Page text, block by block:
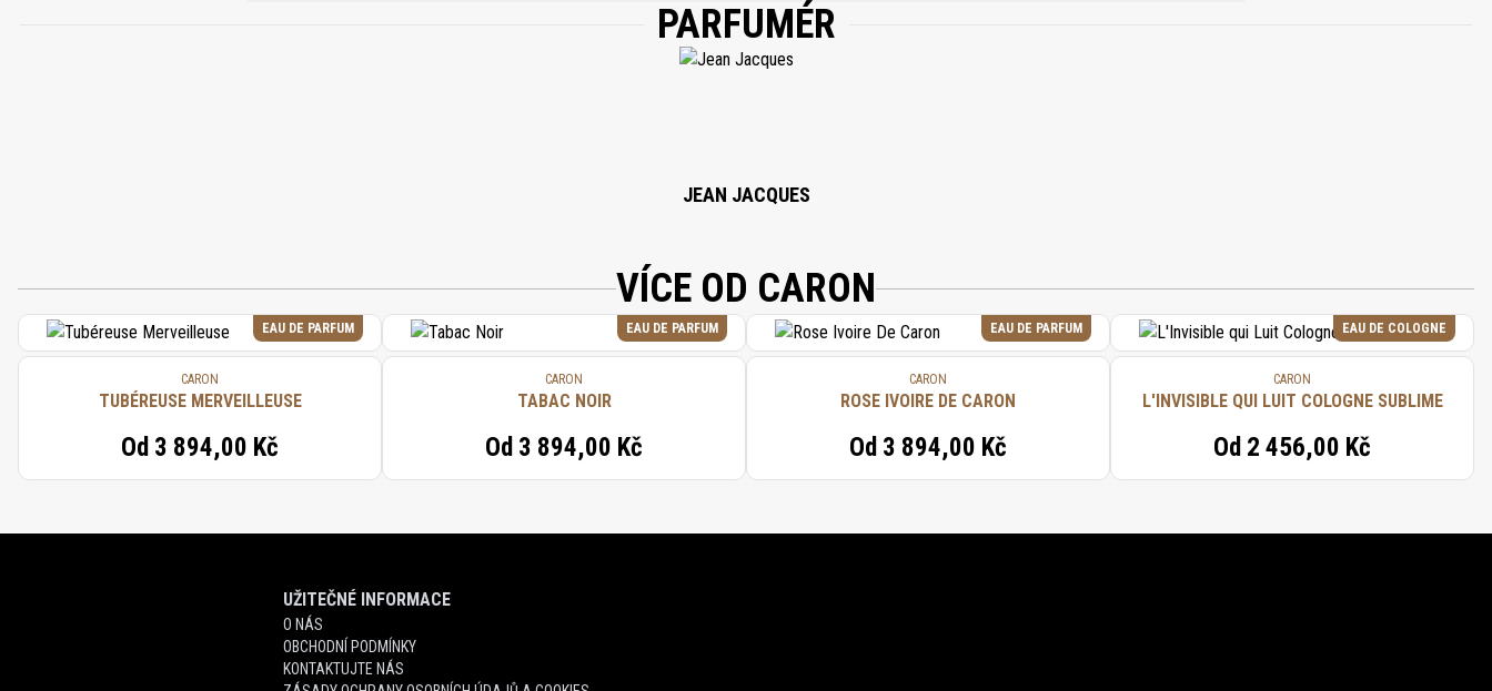
ALCOHOL DENAT., FRAGRANCE/PARFUM, WATER/AQUA, BUTYL METHOXYDIBENZOYLMETHANE, LIMONENE, ALPHA-ISOMETHYL IONONE, COUMARIN,
CITRONELLOL, FARNESOL, CINNAMYL ALCOHOL, LINALOOL, GERANIOL, EUGENOL, BHT, ALCOHOL, TRIS (TETRAMETHYLHYDROXYPIPERIDINOL) CITRATE, CITRAL,
PARFUMÉR
JEAN JACQUES
VÍCE OD CARON
EAU DE PARFUM
CARON
TUBÉREUSE MERVEILLEUSE
Od 3 894,00 Kč
EAU DE PARFUM
CARON
TABAC NOIR
Od 3 894,00 Kč
EAU DE PARFUM
CARON
ROSE IVOIRE DE CARON
Od 3 894,00 Kč
EAU DE COLOGNE
CARON
L'INVISIBLE QUI LUIT COLOGNE SUBLIME
Od 2 456,00 Kč
UŽITEČNÉ INFORMACE
O NÁS
OBCHODNÍ PODMÍNKY
KONTAKTUJTE NÁS